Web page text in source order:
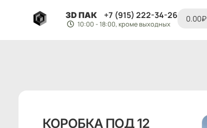
3D ПАК +7 (915) 222-34-26
10:00 - 18:00, кроме выходных
0.00₽
КОРОБКА ПОД 12